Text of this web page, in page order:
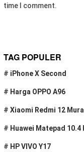
time I comment.
TAG POPULER
# iPhone X Second
# Harga OPPO A96
# Xiaomi Redmi 12
# Huawei Matepad 10.4
# HP VIVO Y17